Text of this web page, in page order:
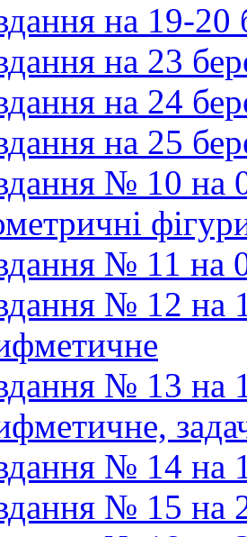
на 19-20
на 23
на 24
на 25
№ 10 на
№ 11 на
№ 12 на
№ 13 на
№ 14 на
№ 15 на